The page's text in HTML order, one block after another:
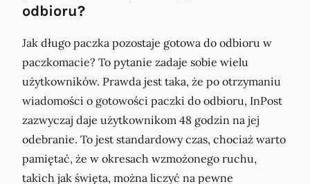
odbioru?
Jak długo paczka pozostaje gotowa do odbioru w
paczkomacie? To pytanie zadaje sobie wielu
użytkowników. Prawda jest taka, że po otrzymaniu
wiadomości o gotowości paczki do odbioru, InPost
zazwyczaj daje użytkownikom 48 godzin na jej
odebranie. To jest standardowy czas, chociaż warto
pamiętać, że w okresach wzmożonego ruchu,
takich jak święta, można liczyć na pewne